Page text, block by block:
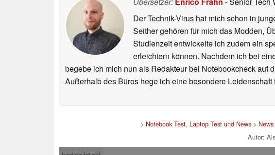
Der Technik-Virus hat mich schon in
Seither gehören für mich das Modden,
Studienzeit entwickelte ich zudem ein
erleichtern können. Nachdem ich bei
begebe ich mich nun als Redakteur bei Notebookcheck auf
Außerhalb des Büros hege ich eine besondere
> Notebook Test, Laptop Test und News > News
Autor: